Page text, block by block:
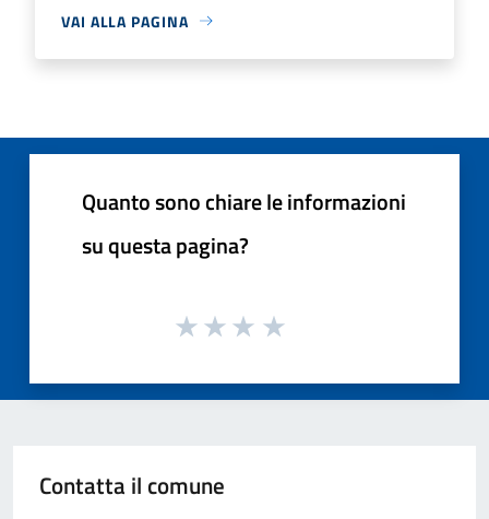
VAI ALLA PAGINA
Quanto sono chiare le informazioni
su questa pagina?
Contatta il comune